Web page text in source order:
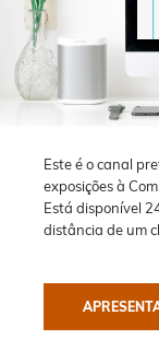
Este é o canal
exposições à
Está disponível
distância de um